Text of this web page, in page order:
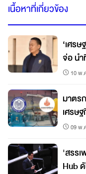
เนื้อหาที่เกี่ยวข้อง
‘เศร
จ่อ น
10 พ.
มาตร
เศรษ
09 พ.
'สรรเ
Hub